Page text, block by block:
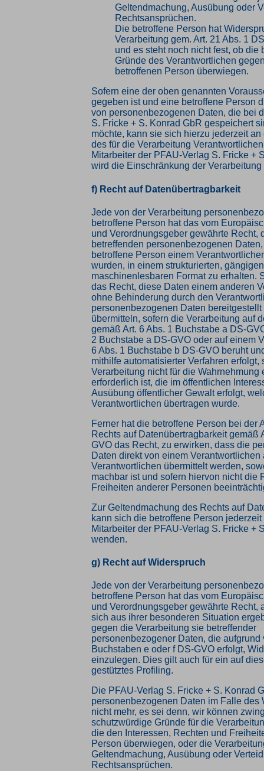
Geltendmachung, Ausübung oder
Rechtsansprüchen.
Die betroffene Person hat
Verarbeitung gem. Art. 21 Abs. 1
und es steht noch nicht fest, ob die
Gründe des Verantwortlichen
betroffenen Person überwiegen.
Sofern eine der oben genannten
gegeben ist und eine betroffene Person
von personenbezogenen Daten, die bei
S. Fricke + S. Konrad GbR gespeichert
möchte, kann sie sich hierzu jederzeit
des für die Verarbeitung
Mitarbeiter der PFAU-Verlag S. Fricke +
wird die Einschränkung der
f) Recht auf Datenübertragbarkeit
Jede von der Verarbeitung
betroffene Person hat das vom
und Verordnungsgeber gewährte Recht,
betreffenden personenbezogenen
betroffene Person einem
wurden, in einem strukturierten,
maschinenlesbaren Format zu erhalten.
das Recht, diese Daten einem anderen
ohne Behinderung durch den
personenbezogenen Daten bereitgestellt
übermitteln, sofern die Verarbeitung auf
gemäß Art. 6 Abs. 1 Buchstabe a DS-
2 Buchstabe a DS-GVO oder auf einem
6 Abs. 1 Buchstabe b DS-GVO beruht
mithilfe automatisierter Verfahren erfolgt,
Verarbeitung nicht für die Wahrnehmung
erforderlich ist, die im öffentlichen
Ausübung öffentlicher Gewalt erfolgt,
Verantwortlichen übertragen wurde.
Ferner hat die betroffene Person bei der
Rechts auf Datenübertragbarkeit gemäß
GVO das Recht, zu erwirken, dass die
Daten direkt von einem
Verantwortlichen übermittelt werden,
machbar ist und sofern hiervon nicht die
Freiheiten anderer Personen
Zur Geltendmachung des Rechts auf
kann sich die betroffene Person
Mitarbeiter der PFAU-Verlag S. Fricke +
wenden.
g) Recht auf Widerspruch
Jede von der Verarbeitung
betroffene Person hat das vom
und Verordnungsgeber gewährte Recht,
sich aus ihrer besonderen Situation
gegen die Verarbeitung sie betreffender
personenbezogener Daten, die aufgrund
Buchstaben e oder f DS-GVO erfolgt,
einzulegen. Dies gilt auch für ein auf
gestütztes Profiling.
Die PFAU-Verlag S. Fricke + S. Konrad
personenbezogenen Daten im Falle des
nicht mehr, es sei denn, wir können
schutzwürdige Gründe für die
die den Interessen, Rechten und
Person überwiegen, oder die
Geltendmachung, Ausübung oder
Rechtsansprüchen.